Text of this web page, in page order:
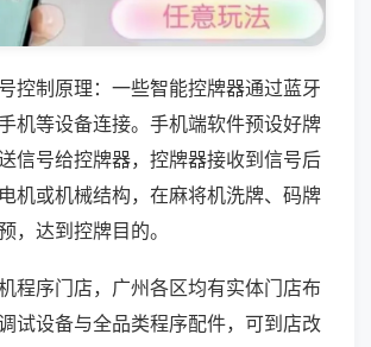
控制原理：一些智能控牌器通过蓝牙
机等设备连接。手机端软件预设好牌
信号给控牌器，控牌器接收到信号后
机或机械结构，在麻将机洗牌、码牌
，达到控牌目的。
程序门店，广州各区均有实体门店布
试设备与全品类程序配件，可到店改